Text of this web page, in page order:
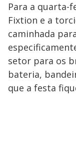
Para a quarta-
Fixtion e a
caminhada
setor para os
bateria,
que a festa